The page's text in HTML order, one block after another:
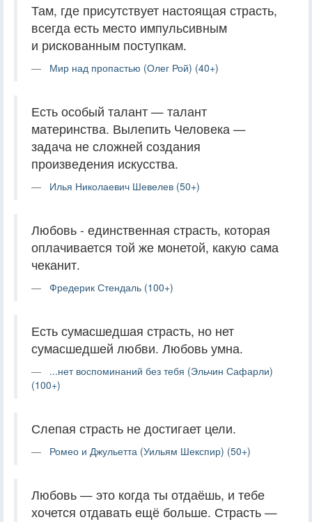
Там, где присутствует настоящая страсть,
всегда есть место импульсивным
и рискованным поступкам.
Мир над пропастью (Олег Рой) (40+)
Есть особый талант — талант
материнства. Вылепить Человека —
задача не сложней создания
произведения искусства.
Илья Николаевич Шевелев (50+)
Любовь - единственная страсть, которая
оплачивается той же монетой, какую сама
чеканит.
Фредерик Стендаль (100+)
Есть сумасшедшая страсть, но нет
сумасшедшей любви. Любовь умна.
...нет воспоминаний без тебя (Эльчин Сафарли)
(100+)
Слепая страсть не достигает цели.
Ромео и Джульетта (Уильям Шекспир) (50+)
Любовь — это когда ты отдаёшь, и тебе
хочется отдавать ещё больше. Страсть —